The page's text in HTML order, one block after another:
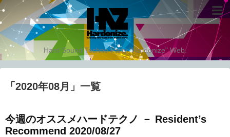
Hard Sound Techno Party "Hardonize" Web.
「 2020年08月 」 一覧
今週のオススメハードテクノ － Resident’s
Recommend 2020/08/27